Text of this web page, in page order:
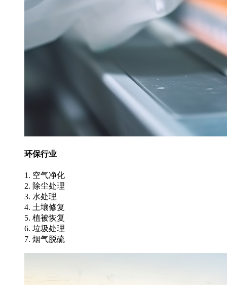
环保行业
1. 空气净化
2. 除尘处理
3. 水处理
4. 土壤修复
5. 植被恢复
6. 垃圾处理
7. 烟气脱硫